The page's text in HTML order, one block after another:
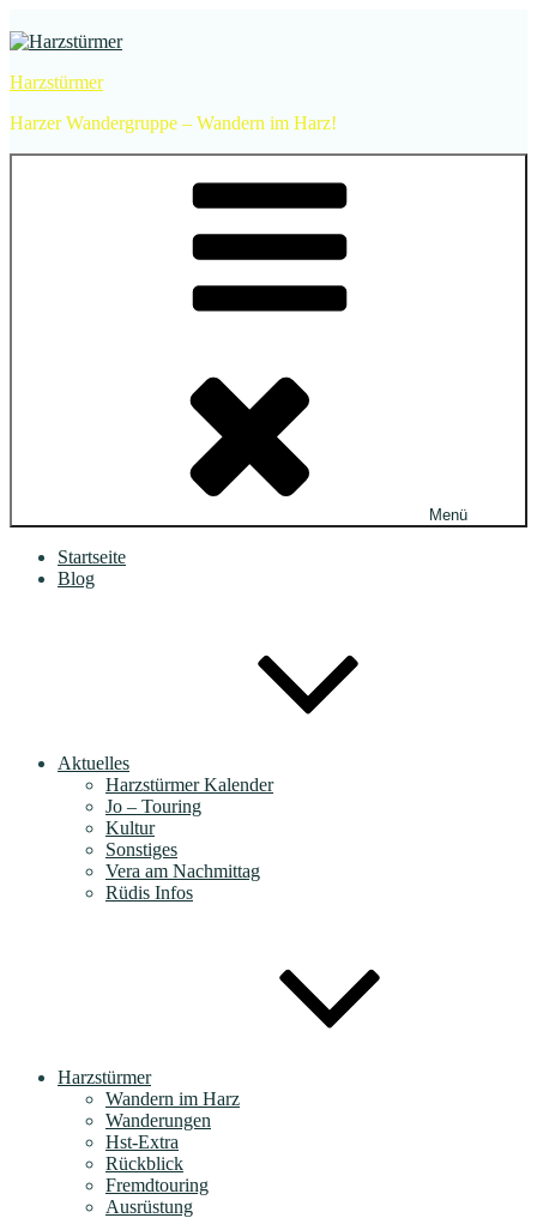
Inhalt
Harzstürmer
Harzer Wandergruppe – Wandern im Harz!
Menü
Startseite
Blog
Aktuelles
Harzstürmer Kalender
Jo – Touring
Kultur
Sonstiges
Vera am Nachmittag
Rüdis Infos
Harzstürmer
Wandern im Harz
Wanderungen
Hst-Extra
Rückblick
Fremdtouring
Ausrüstung